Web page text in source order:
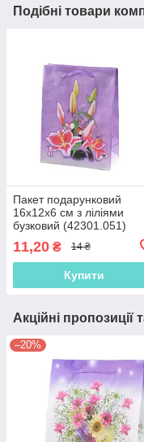
Подібні товари
Пакет подарунковий
16х12х6 см з ліліями
бузковий (42301.051)
11,20 ₴ 14 ₴
Купити
Акційні пропозиції
–20%